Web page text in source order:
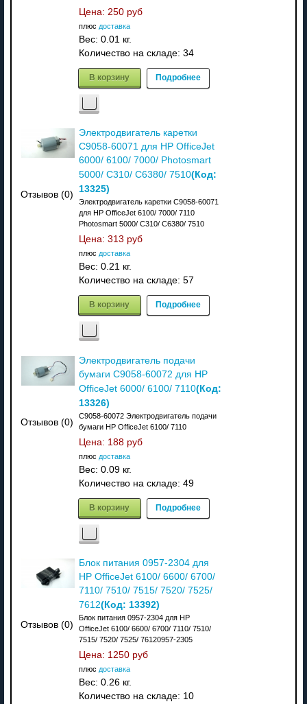
Цена: 250 руб
плюс доставка
Вес: 0.01 кг.
Количество на складе: 34
В корзину Подробнее
Отзывов (0)
Электродвигатель каретки
C9058-60071 для HP OfficeJet
6000/ 6100/ 7000/ Photosmart
5000/ C310/ C6380/ 7510(Код:
13325)
Электродвигатель каретки C9058-60071
для HP OfficeJet 6100/ 7000/ 7110
Photosmart 5000/ C310/ C6380/ 7510
Цена: 313 руб
плюс доставка
Вес: 0.21 кг.
Количество на складе: 57
В корзину Подробнее
Отзывов (0)
Электродвигатель подачи
бумаги C9058-60072 для HP
OfficeJet 6000/ 6100/ 7110(Код:
13326)
C9058-60072 Электродвигатель подачи
бумаги HP OfficeJet 6100/ 7110
Цена: 188 руб
плюс доставка
Вес: 0.09 кг.
Количество на складе: 49
В корзину Подробнее
Отзывов (0)
Блок питания 0957-2304 для
HP OfficeJet 6100/ 6600/ 6700/
7110/ 7510/ 7515/ 7520/ 7525/
7612(Код: 13392)
Блок питания 0957-2304 для HP
OfficeJet 6100/ 6600/ 6700/ 7110/ 7510/
7515/ 7520/ 7525/ 76120957-2305
Цена: 1250 руб
плюс доставка
Вес: 0.26 кг.
Количество на складе: 10